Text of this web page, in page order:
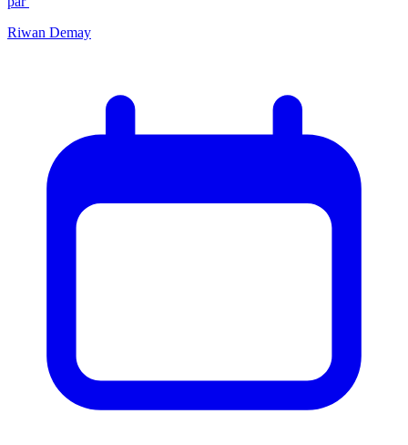
Riwan Demay